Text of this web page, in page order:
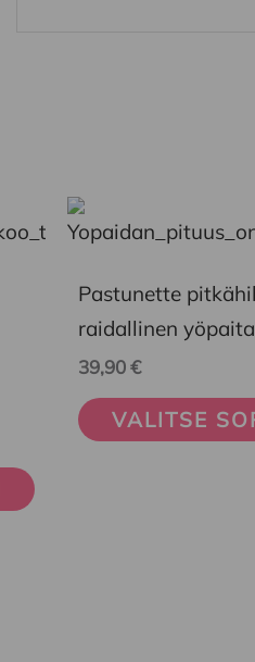
Pastunette
raidallinen yöpaita
39,90€
VALITSE
Tällä
tuotteella
on
useampi
tehdä